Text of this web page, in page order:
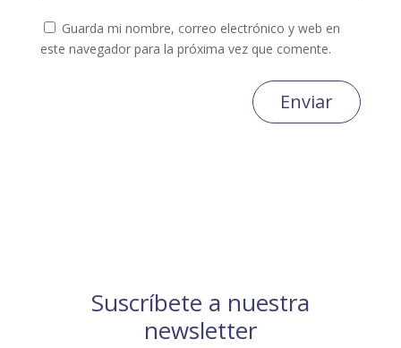
Guarda mi nombre, correo electrónico y web en
este navegador para la próxima vez que comente.
Enviar
Suscríbete a nuestra
newsletter